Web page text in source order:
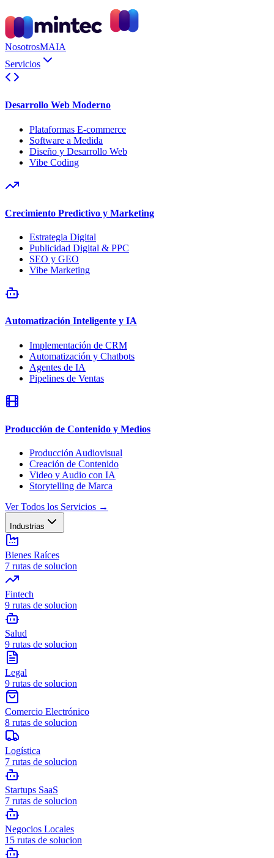
NosotrosMAIA
Servicios
Desarrollo Web Moderno
Plataformas E-commerce
Software a Medida
Diseño y Desarrollo Web
Vibe Coding
Crecimiento Predictivo y Marketing
Estrategia Digital
Publicidad Digital & PPC
SEO y GEO
Vibe Marketing
Automatización Inteligente y IA
Implementación de CRM
Automatización y Chatbots
Agentes de IA
Pipelines de Ventas
Producción de Contenido y Medios
Producción Audiovisual
Creación de Contenido
Video y Audio con IA
Storytelling de Marca
Ver Todos los Servicios →
Industrias
Bienes Raíces
7 rutas de solucion
Fintech
9 rutas de solucion
Salud
9 rutas de solucion
Legal
9 rutas de solucion
Comercio Electrónico
8 rutas de solucion
Logística
7 rutas de solucion
Startups SaaS
7 rutas de solucion
Negocios Locales
15 rutas de solucion